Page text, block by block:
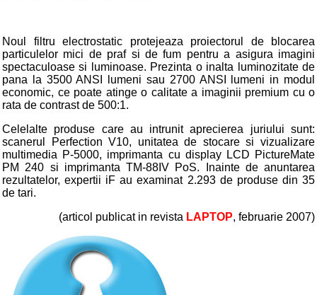
Noul filtru electrostatic protejeaza proiectorul de blocarea
particulelor mici de praf si de fum pentru a asigura imagini
spectaculoase si luminoase. Prezinta o inalta luminozitate de
pana la 3500 ANSI lumeni sau 2700 ANSI lumeni in modul
economic, ce poate atinge o calitate a imaginii premium cu o
rata de contrast de 500:1.
Celelalte produse care au intrunit aprecierea juriului sunt:
scanerul Perfection V10, unitatea de stocare si vizualizare
multimedia P-5000, imprimanta cu display LCD PictureMate
PM 240 si imprimanta TM-88IV PoS. Inainte de anuntarea
rezultatelor, expertii iF au examinat 2.293 de produse din 35
de tari.
(articol publicat in revista LAPTOP, februarie 2007)